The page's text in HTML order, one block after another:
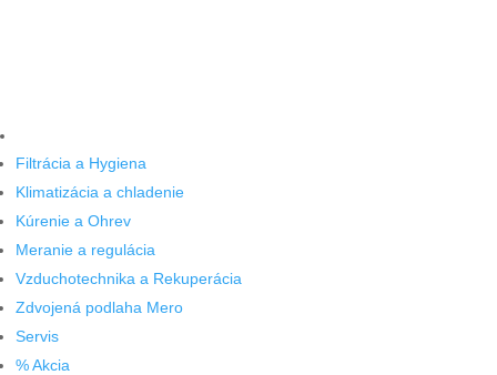
Filtrácia a Hygiena
Klimatizácia a chladenie
Kúrenie a Ohrev
Meranie a regulácia
Vzduchotechnika a Rekuperácia
Zdvojená podlaha Mero
Servis
% Akcia